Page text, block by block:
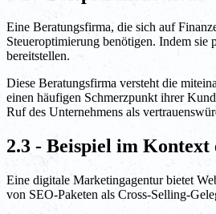
Eine Beratungsfirma, die sich auf
Steueroptimierung benötigen. Indem
bereitstellen.
Diese Beratungsfirma versteht die
einen häufigen Schmerzpunkt ihrer
Ruf des Unternehmens als
2.3 - Beispiel im
Eine digitale Marketingagentur bietet
von SEO-Paketen als Cross-Selling-